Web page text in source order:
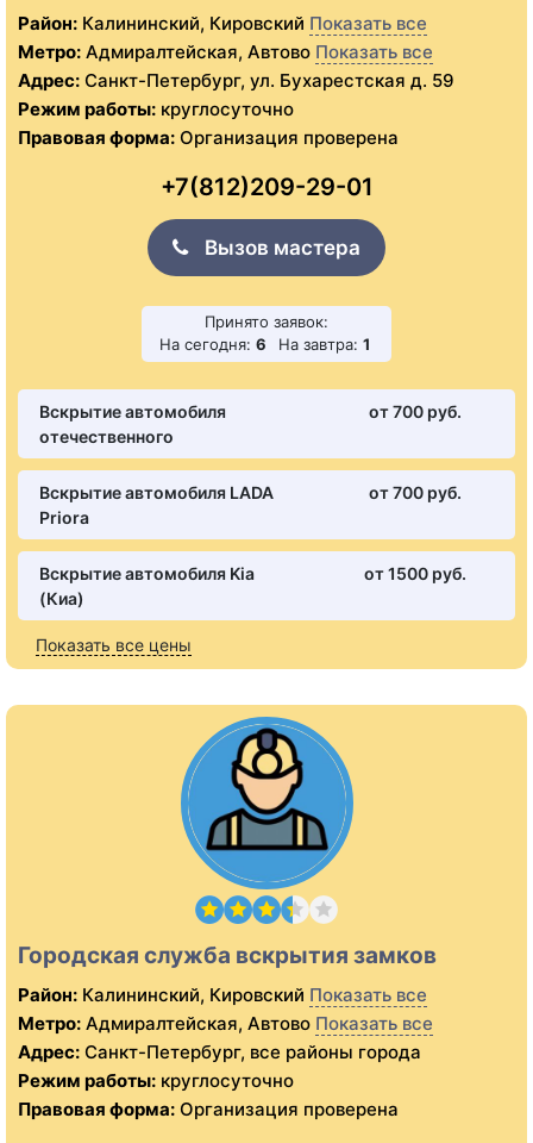
Район: Калининский, Кировский Показать все
Метро: Адмиралтейская, Автово Показать все
Адрес: Санкт-Петербург, ул. Бухарестская д. 59
Режим работы: круглосуточно
Правовая форма: Организация проверена
+7(812)209-29-01
Вызов мастера
Принято заявок:
На сегодня: 6 На завтра: 1
Вскрытие автомобиля
отечественного
от 700 pуб.
Вскрытие автомобиля LADA
Priora
от 700 pуб.
Вскрытие автомобиля Kia
(Киа)
от 1500 pуб.
Показать все цены
Городская служба вскрытия замков
Район: Калининский, Кировский Показать все
Метро: Адмиралтейская, Автово Показать все
Адрес: Санкт-Петербург, все районы города
Режим работы: круглосуточно
Правовая форма: Организация проверена